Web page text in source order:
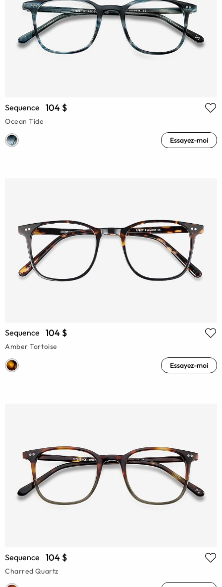
Sequence 104 $
Ocean Tide
Essayez-moi
Sequence 104 $
Amber Tortoise
Essayez-moi
Sequence 104 $
Charred Quartz